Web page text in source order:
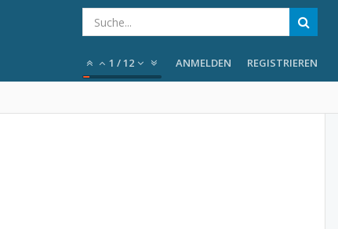
1 /12 ANMELDEN REGISTRIEREN